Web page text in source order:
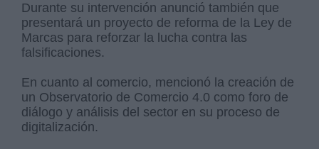
Durante su intervención anunció también que
presentará un proyecto de reforma de la Ley de
Marcas para reforzar la lucha contra las
falsificaciones.
En cuanto al comercio, mencionó la creación de
un Observatorio de Comercio 4.0 como foro de
diálogo y análisis del sector en su proceso de
digitalización.